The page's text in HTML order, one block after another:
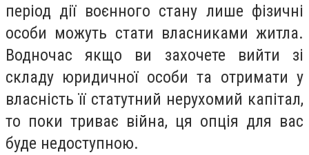
період дії воєнного стану лише фізичні
особи можуть стати власниками житла.
Водночас якщо ви захочете вийти зі
складу юридичної особи та отримати у
власність її статутний нерухомий капітал,
то поки триває війна, ця опція для вас
буде недоступною.